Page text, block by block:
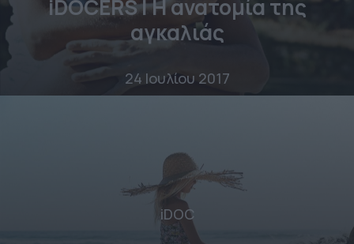
iDOCERS | Η ανατομία της
αγκαλιάς
24 Ιουλίου 2017
iDOC